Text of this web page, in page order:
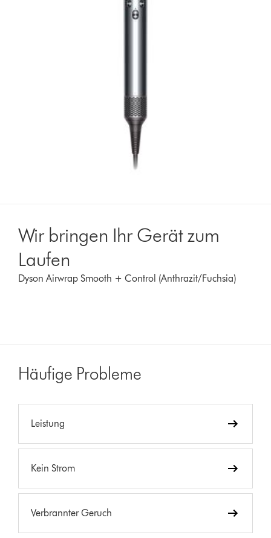
Wir bringen Ihr Gerät zum
Laufen
Dyson Airwrap Smooth + Control (Anthrazit/Fuchsia)
Häufige Probleme
Leistung
Kein Strom
Verbrannter Geruch